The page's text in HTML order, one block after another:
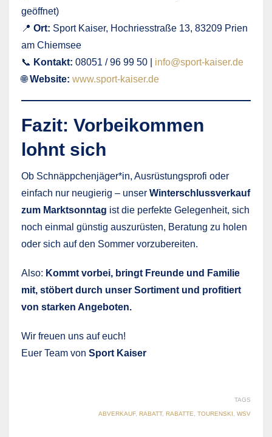
geöffnet)
📍 Ort: Sport Kaiser, Hochriesstraße 13, 83209 Prien
am Chiemsee
📞 Kontakt: 08051 / 96 99 50 | info@sport-kaiser.de
🌐Website: www.sport-kaiser.de
Fazit: Vorbeikommen
lohnt sich
Ob Schnäppchenjäger*in, Ausrüstungsprofi oder
einfach nur neugierig – unser Winterschlussverkauf
zum Marktsonntag ist die perfekte Gelegenheit, sich
noch einmal günstig auszurüsten, Beratung zu holen
oder sich auf den Sommer vorzubereiten.
Also: Kommt vorbei, bringt Freunde und Familie
mit, stöbert durch unser Sortiment und profitiert
von starken Angeboten.
Wir freuen uns auf euch!
Euer Team von Sport Kaiser
TAGS
ABVERKAUF, RABATT, RABATTE TOURENSKI WSV